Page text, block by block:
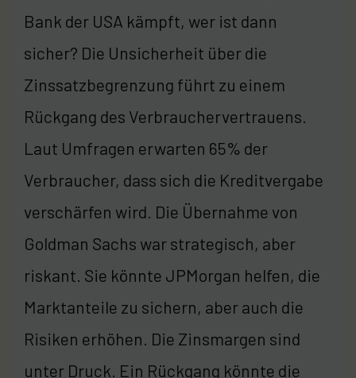
Bank der USA kämpft, wer ist dann
sicher? Die Unsicherheit über die
Zinssatzbegrenzung führt zu einem
Rückgang des Verbrauchervertrauens.
Laut Umfragen erwarten 65% der
Verbraucher, dass sich die Kreditvergabe
verschärfen wird. Die Übernahme von
Goldman Sachs war strategisch, aber
riskant. Sie könnte JPMorgan helfen, die
Marktanteile zu sichern, aber auch die
Risiken erhöhen. Die Zinsmargen sind
unter Druck. Ein Rückgang könnte die